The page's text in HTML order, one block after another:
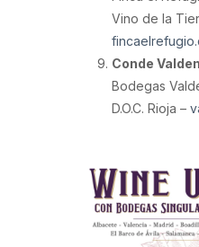
Vino de la
Conde
Bodegas
D.O.C. Rioja –